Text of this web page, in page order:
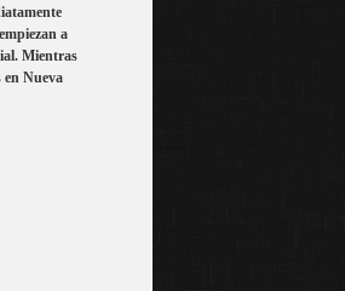
a
Mientras
en Nueva